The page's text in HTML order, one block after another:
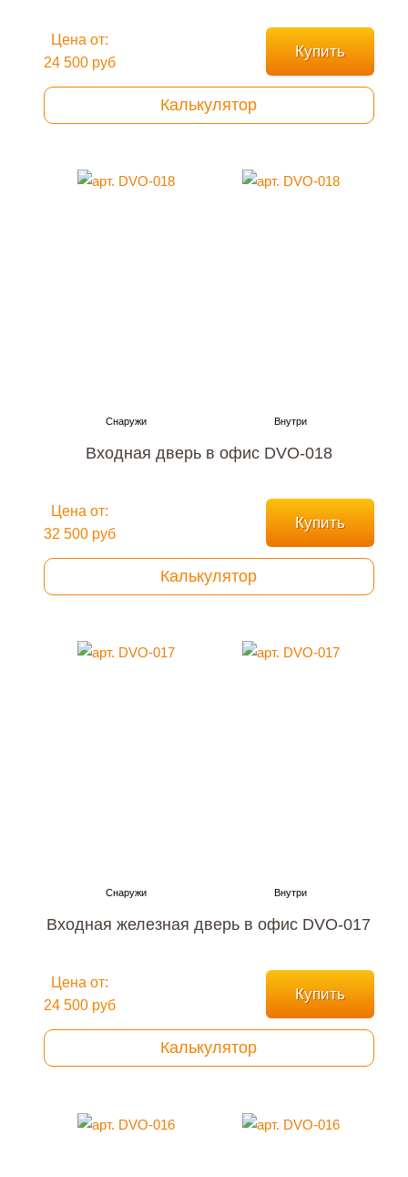
Цена от:
24 500 руб
Купить
Калькулятор
Входная дверь в офис DVO-018
Цена от:
32 500 руб
Купить
Калькулятор
Входная железная дверь в офис DVO-017
Цена от:
24 500 руб
Купить
Калькулятор